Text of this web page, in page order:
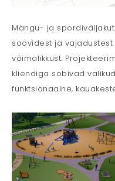
Mängu- ja
soovidest ja
võimalikkust.
kliendiga sobivad
funktsionaalne,